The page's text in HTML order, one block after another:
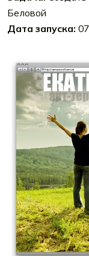
Беловой
Дата запуска: